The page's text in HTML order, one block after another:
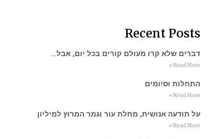
Recent Posts
דברים שלא קרו מעולם קורים בכל יום, אבל…
Read More »
התחלות וסיומים
Read More »
על תודעה אנושית, מחלת עור וגמר המרוץ למיליון
Read More »